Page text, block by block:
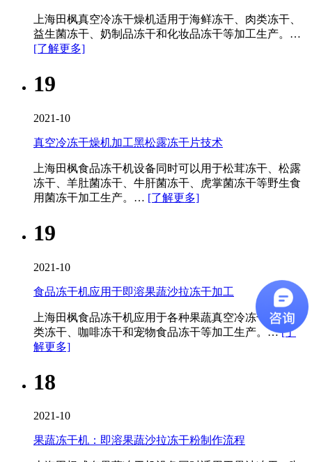
上海田枫真空冷冻干燥机适用于海鲜冻干、肉类冻干、
益生菌冻干、奶制品冻干和化妆品冻干等加工生产。…
[了解更多]
19
2021-10
真空冷冻干燥机加工黑松露冻干片技术
上海田枫食品冻干机设备同时可以用于松茸冻干、松露
冻干、羊肚菌冻干、牛肝菌冻干、虎掌菌冻干等野生食
用菌冻干加工生产。… [了解更多]
19
2021-10
食品冻干机应用于即溶果蔬沙拉冻干加工
上海田枫食品冻干机应用于各种果蔬真空冷冻干燥、肉
类冻干、咖啡冻干和宠物食品冻干等加工生产。…[了
解更多]
18
2021-10
果蔬冻干机：即溶果蔬沙拉冻干粉制作流程